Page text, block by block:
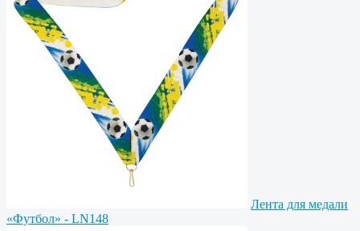
Лента для медали
«Футбол» - LN148